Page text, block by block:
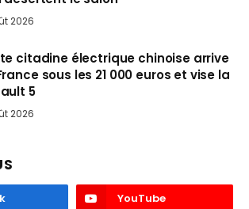
2026
citadine électrique chinoise arrive
sous les 21 000 euros et vise la
5
2026
YouTube